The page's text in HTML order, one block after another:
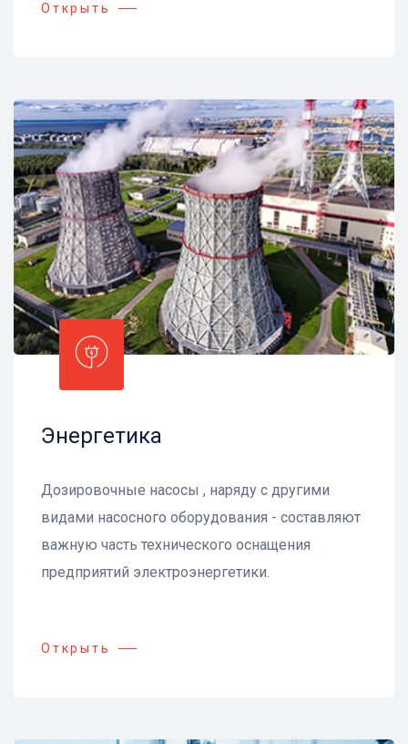
Открыть
Энергетика
Дозировочные насосы , наряду с другими
видами насосного оборудования - составляют
важную часть технического оснащения
предприятий электроэнергетики.
Открыть